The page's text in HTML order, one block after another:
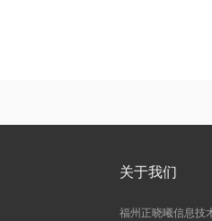
关于我们
福州正晓曦信息技